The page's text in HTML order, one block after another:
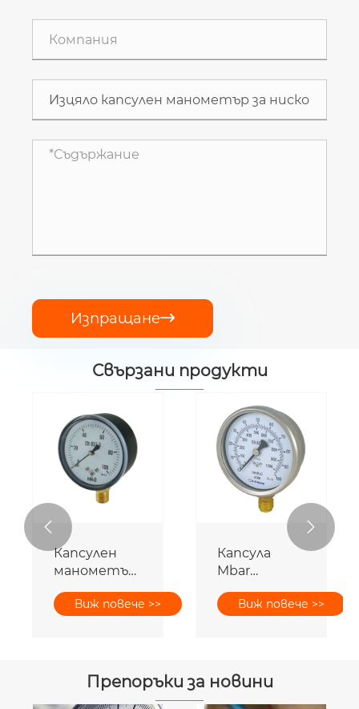
Изпращане
Свързани продукти
Капсулен
манометър
стоманен
Виж повече >>
Капсула
Mbar
за ниско
Виж повече >>
 
Препоръки за новини